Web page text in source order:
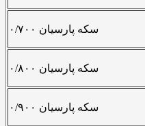
سکه پارسیان ۰/۷۰۰
سکه پارسیان ۰/۸۰۰
سکه پارسیان ۰/۹۰۰